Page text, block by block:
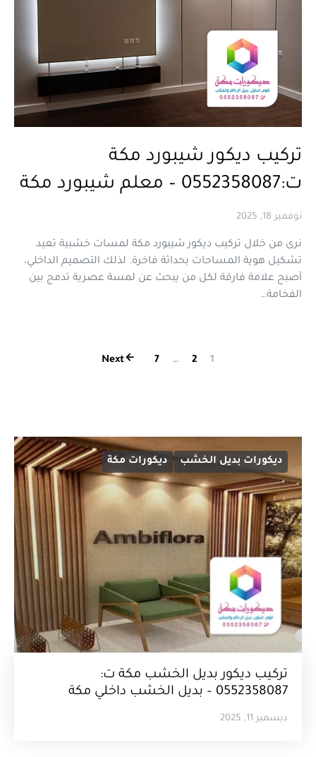
تركيب ديكور شيبورد مكة
ت:0552358087 – معلم شيبورد مكة
نوفمبر 18, 2025
نرى من خلال تركيب ديكور شيبورد مكة لمسات خشبية تعيد
تشكيل هوية المساحات بحداثة فاخرة. لذلك التصميم الداخلي،
أصبح علامة فارقة لكل من يبحث عن لمسة عصرية تدمج بين
الفخامة…
تعدد صفحات 1
2
…
7
Next
ديكورات بديل الخشب ديكورات مكة
تركيب ديكور بديل الخشب مكة ت:
0552358087 – بديل الخشب داخلي مكة
ديسمبر 11, 2025